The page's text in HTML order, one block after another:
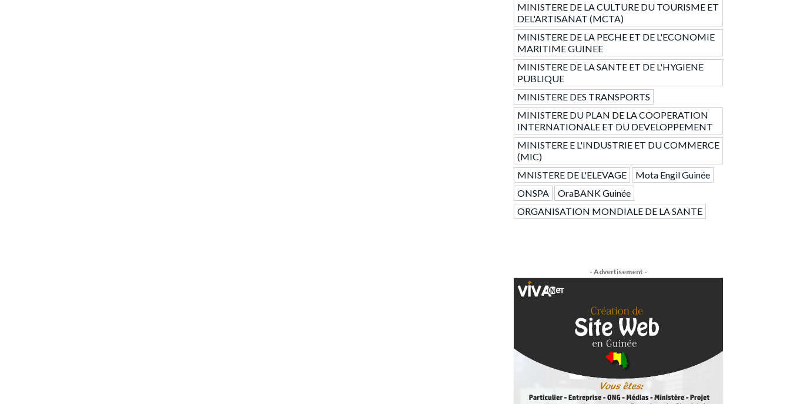
MINISTERE DE LA CULTURE DU TOURISME ET
DEL'ARTISANAT (MCTA)
MINISTERE DE LA PECHE ET DE L'ECONOMIE
MARITIME GUINEE
MINISTERE DE LA SANTE ET DE L'HYGIENE
PUBLIQUE
MINISTERE DES TRANSPORTS
MINISTERE DU PLAN DE LA COOPERATION
INTERNATIONALE ET DU DEVELOPPEMENT
MINISTERE E L'INDUSTRIE ET DU COMMERCE
(MIC)
MNISTERE DE L'ELEVAGE
Mota Engil Guinée
ONSPA
OraBANK Guinée
ORGANISATION MONDIALE DE LA SANTE
- Advertisement -